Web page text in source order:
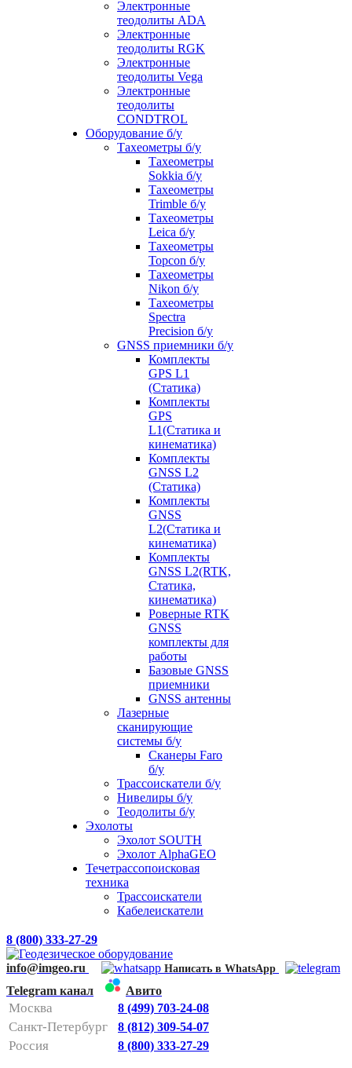
Электронные
теодолиты ADA
Электронные
теодолиты RGK
Электронные
теодолиты Vega
Электронные
теодолиты
CONDTROL
Оборудование б/у
Тахеометры б/у
Тахеометры
Sokkia б/у
Тахеометры
Trimble б/у
Тахеометры
Leica б/у
Тахеометры
Topcon б/у
Тахеометры
Nikon б/у
Тахеометры
Spectra
Precision б/у
GNSS приемники б/у
Комплекты
GPS L1
(Статика)
Комплекты
GPS
L1(Статика и
кинематика)
Комплекты
GNSS L2
(Статика)
Комплекты
GNSS
L2(Статика и
кинематика)
Комплекты
GNSS L2(RTK,
Статика,
кинематика)
Роверные RTK
GNSS
комплекты для
работы
Базовые GNSS
приемники
GNSS антенны
Лазерные
сканирующие
системы б/у
Сканеры Faro
б/у
Трассоискатели б/у
Нивелиры б/у
Теодолиты б/у
Эхолоты
Эхолот SOUTH
Эхолот AlphaGEO
Течетрассопоисковая
техника
Трассоискатели
Кабелеискатели
8 (800) 333-27-29
info@imgeo.ru Написать в WhatsApp
Telegram канал Авито
Москва 8 (499) 703-24-08
Санкт-Петербург 8 (812) 309-54-07
Россия 8 (800) 333-27-29